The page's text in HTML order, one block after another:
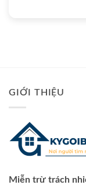
GIỚI THIỆU
Miễn trừ trách